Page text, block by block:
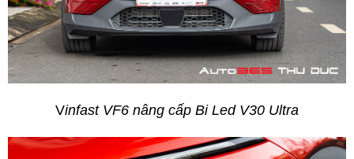
Vinfast VF6 nâng cấp Bi Led V30 Ultra